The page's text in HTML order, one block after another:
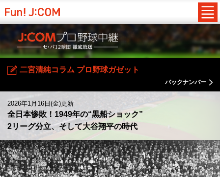
二宮清純コラム プロ野球ガゼット
バックナンバー
2026年1月16日(金)更新
全日本惨敗！1949年の“黒船ショック”
2リーグ分立、そして大谷翔平の時代